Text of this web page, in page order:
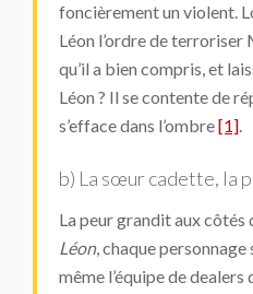
foncièrement un violent.
Léon l’ordre de
qu’il a bien compris, et
Léon ? Il se contente de
s’efface dans l’ombre[1].
b) La sœur cadette, la
La peur grandit aux côtés
Léon, chaque personnage
même l’équipe de